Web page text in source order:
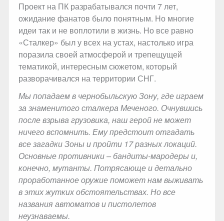
Проект на ПК разрабатывался почти 7 лет,
ожидание фанатов было понятным. Но многие
идеи так и не воплотили в жизнь. Но все равно
«Сталкер» был у всех на устах, настолько игра
поразила своей атмосферой и трепещущей
тематикой, интересным сюжетом, который
разворачивался на территории СНГ.
Мы попадаем в чернобыльскую Зону, где играем
за знаменитого сталкера Меченого. Очнувшись
после взрыва грузовика, наш герой не может
ничего вспомнить. Ему предстоит отгадать
все загадки Зоны и пройти 17 разных локаций.
Основные противники – бандиты-мародеры и,
конечно, мутанты. Потрясающе и детально
проработанное оружие поможет нам выживать
в этих жутких обстоятельствах. Но все
названия автоматов и пистолетов
неузнаваемы.